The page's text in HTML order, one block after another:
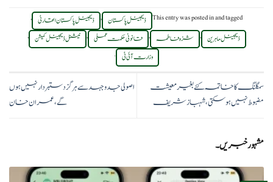
This entry was posted inand tagged ڈیجیٹل پاکستان , ڈیجیٹل پاکستان اتھارٹی ,
ڈیجیٹل ماہرین , شزہ فاطمہ , قانونی حکمت عملی , نیشنل ڈیجیٹل کمیشن ,
وزارت آئی ٹی
.
سمگلنگ کا خاتمہ کئے بغیر معیشت
مضبوط نہیں ہوسکتی،شہباز شریف
اصولی جدوجہد سے ہرگز دستبردار نہیں ہوں
گے، عمران خان
مشہور خبریں۔